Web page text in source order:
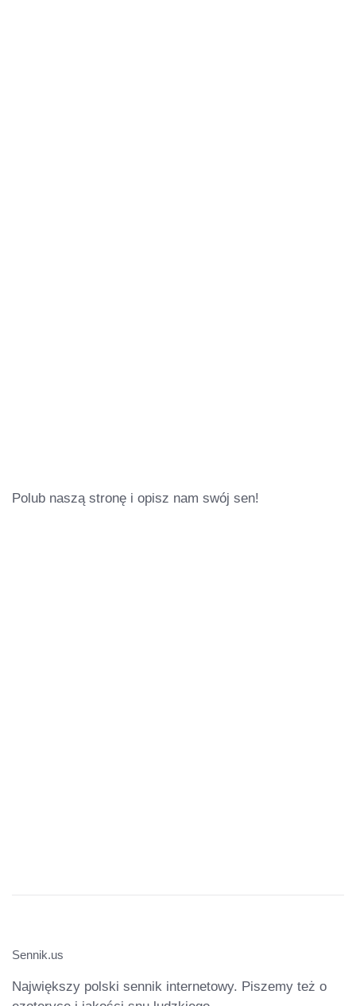
Polub naszą stronę i opisz nam swój sen!
Sennik.us
Największy polski sennik internetowy. Piszemy też o